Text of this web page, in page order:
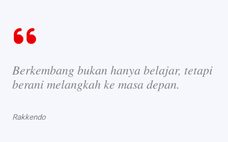
Berkembang bukan hanya belajar, tetapi
berani melangkah ke masa depan.
Rakkendo